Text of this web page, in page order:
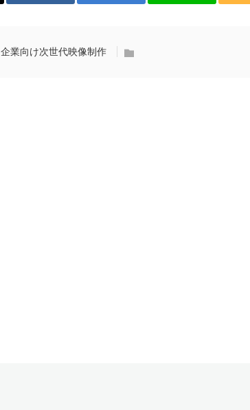
企業向け次世代映像制作